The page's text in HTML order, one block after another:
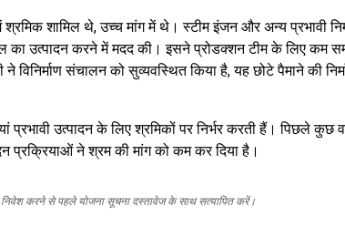
श्रमिक शामिल थे, उच्च मांग में थे। स्टीम इंजन और अन्य प्रभावी
का उत्पादन करने में मदद की। इसने प्रोडक्शन टीम के लिए कम
विनिर्माण संचालन को सुव्यवस्थित किया है, यह छोटे पैमाने की
उत्पादन के लिए श्रमिकों पर निर्भर करती हैं। पिछले कुछ
प्रक्रियाओं ने श्रम की मांग को कम कर दिया है।
निवेश करने से पहले योजना सूचना दस्तावेज के साथ सत्यापित करें।